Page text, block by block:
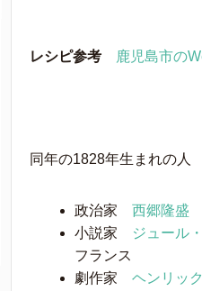
レシピ参考 鹿児島市の
同年の1828年生まれの
政治家 西郷隆盛
小説家
ジュール
フランス
劇作家 ヘンリッ